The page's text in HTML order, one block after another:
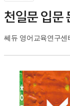
천일문 입문
쎄듀 영어교육연구센